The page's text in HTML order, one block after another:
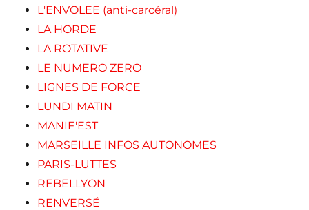
L'ENVOLEE (anti-carcéral)
LA HORDE
LA ROTATIVE
LE NUMERO ZERO
LIGNES DE FORCE
LUNDI MATIN
MANIF'EST
MARSEILLE INFOS AUTONOMES
PARIS-LUTTES
REBELLYON
RENVERSÉ